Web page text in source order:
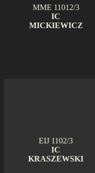
MME 11012/3
IC
MICKIEWICZ
EIJ 1102/3
IC
KRASZEWSKI